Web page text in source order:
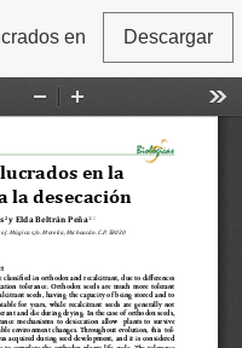
en la protección de
Descargar